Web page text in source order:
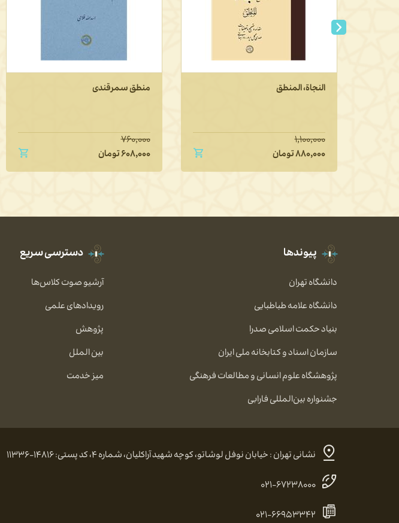
النجاة، المنطق
۱,۱۰۰,۰۰۰
۸۸۰,۰۰۰تومان
منطق سمرقندی
۷۶۰,۰۰۰
۶۰۸,۰۰۰تومان
پیوندها
دانشگاه تهران
دانشگاه علامه طباطبایی
بنیاد حکمت اسلامی صدرا
سازمان اسناد و کتابخانه ملی ایران
پژوهشگاه علوم انسانی و مطالعات فرهنگی
جشنواره بین‌المللی فارابی
دسترسی سریع
آرشیو صوت کلاس‌ها
رویدادهای علمی
پژوهش
بین الملل
میز خدمت
نشانی تهران : خیابان نوفل لوشاتو، کوچه شهید آراکلیان، شماره ۴، کد پستی: ۱۴۸۱۶-۱۱۳۳۶
۰۲۱-۶۷۲۳۸۰۰۰
۰۲۱-۶۶۹۵۳۳۴۲